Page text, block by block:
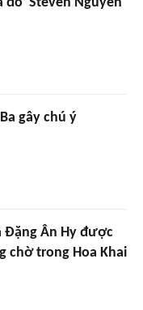
gây chú ý
Đặng Ân Hy được
chờ trong Hoa Khai